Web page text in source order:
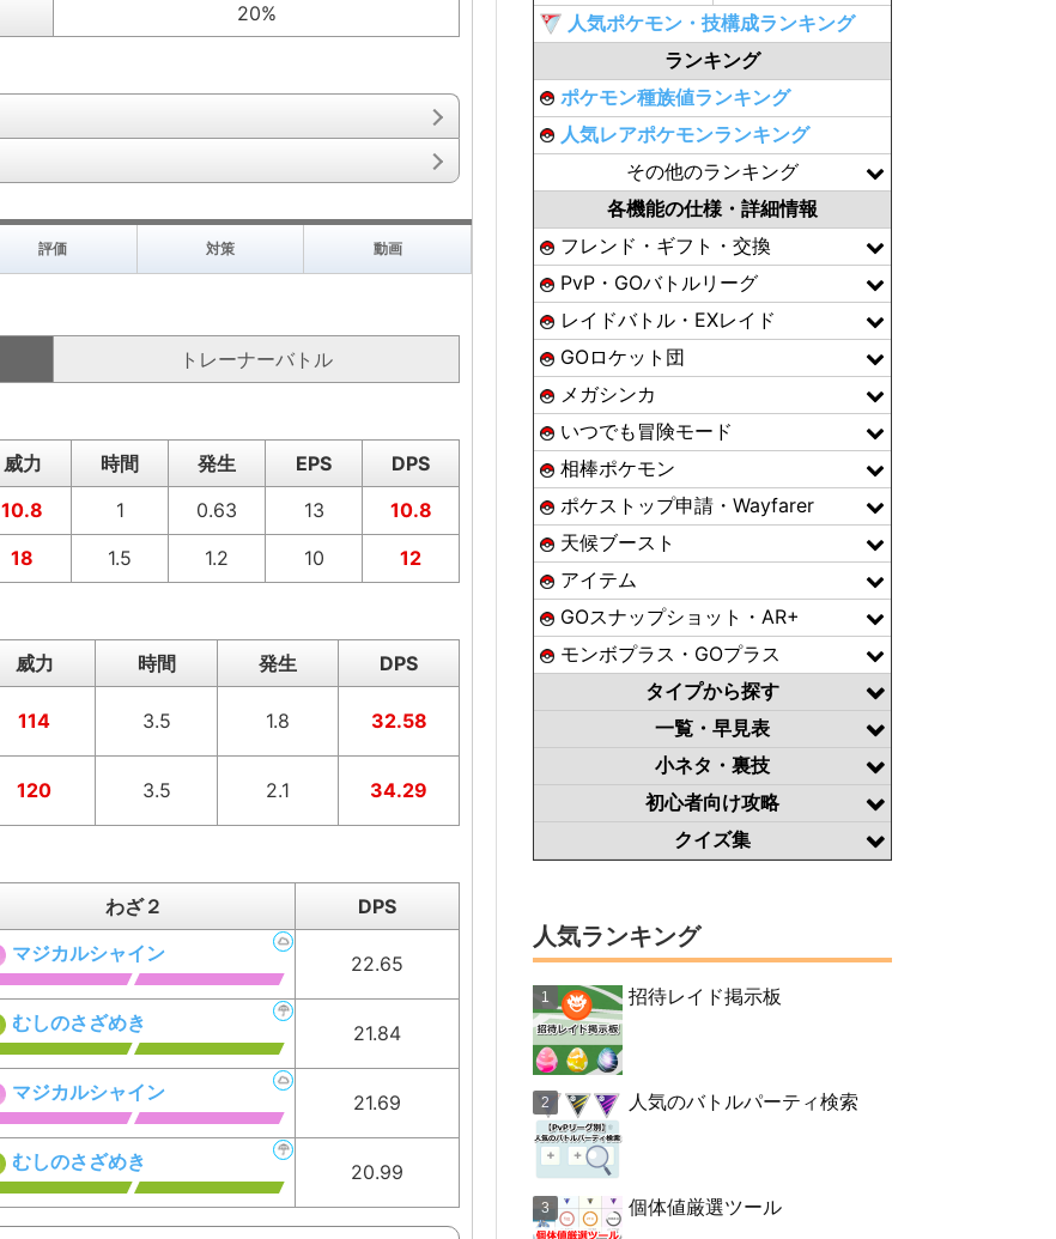
20%
評価 対策 動画
トレーナーバトル
威力 時間 発生 EPS
DPS
10.8 1 0.63 13
10.8
18 1.5 1.2 10 12
威力 時間 発生
DPS
114 3.5 1.8 32.58
120 3.5 2.1 34.29
わざ２ DPS
マジカルシャイン 22.65
むしのさざめき 21.84
マジカルシャイン 21.69
むしのさざめき 20.99
人気ポケモン・技構成ランキング
ランキング
ポケモン種族値ランキング
人気レアポケモンランキング
その他のランキング
各機能の仕様・詳細情報
フレンド・ギフト・交換
PvP・GOバトルリーグ
レイドバトル・EXレイド
GOロケット団
メガシンカ
いつでも冒険モード
相棒ポケモン
ポケストップ申請・Wayfarer
天候ブースト
アイテム
GOスナップショット・AR+
モンボプラス・GOプラス
タイプから探す
一覧・早見表
小ネタ・裏技
初心者向け攻略
クイズ集
人気ランキング
招待レイド掲示板
人気のバトルパーティ検索
個体値厳選ツール